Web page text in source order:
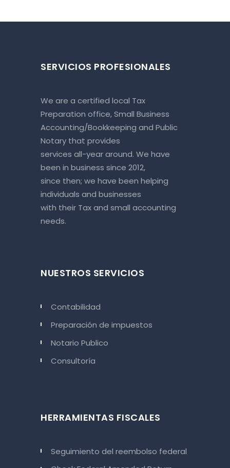
SERVICIOS PROFESIONALES
We are a certified local Tax
Preparation office, Small Business
Accounting/Bookkeeping and Public
Notary that provides
services all-year around. We have
been in business since 2012,
since then; we have been helping
individuals and businesses
with their Tax and small accounting
needs.
NUESTROS SERVICIOS
Contabilidad
Preparación de impuestos
Notario Publico
Consultoría
HERRAMIENTAS FISCALES
Seguimiento del reembolso federal